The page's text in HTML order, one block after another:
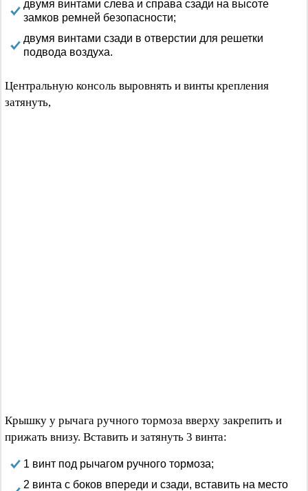
двумя винтами слева и справа сзади на высоте
замков ремней безопасности;
двумя винтами сзади в отверстии для решетки
подвода воздуха.
Центральную консоль выровнять и винты крепления
затянуть,
Крышку у рычага ручного тормоза вверху закрепить и
прижать внизу. Вставить и затянуть 3 винта:
1 винт под рычагом ручного тормоза;
2 винта с боков впереди и сзади, вставить на место